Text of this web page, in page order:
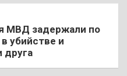
МВД задержали по
убийстве и
друга